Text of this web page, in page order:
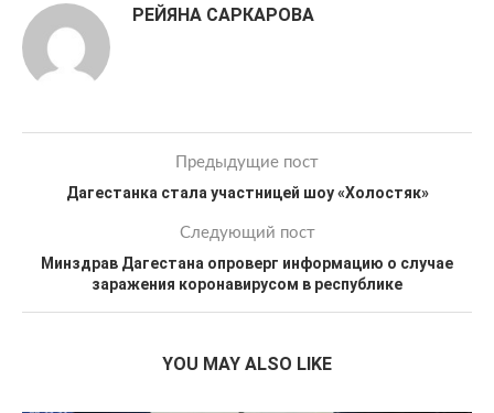
РЕЙЯНА САРКАРОВА
Предыдущие пост
Дагестанка стала участницей шоу «Холостяк»
Следующий пост
Минздрав Дагестана опроверг информацию о случае
заражения коронавирусом в республике
YOU MAY ALSO LIKE